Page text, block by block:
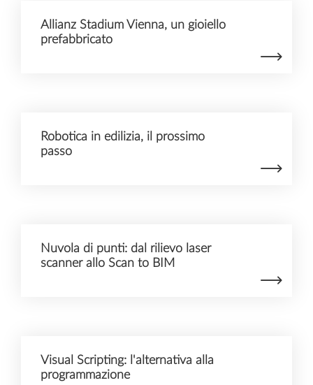
Allianz Stadium Vienna, un gioiello
prefabbricato
Robotica in edilizia, il prossimo
passo
Nuvola di punti: dal rilievo laser
scanner allo Scan to BIM
Visual Scripting: l'alternativa alla
programmazione